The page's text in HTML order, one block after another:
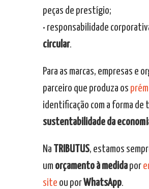
peças de prestígio;
• responsabilidade
circular.
Para as marcas, empresas e
parceiro que produza os
identificação com a forma de
sustentabilidade da
Na TRIBUTUS, estamos
um orçamento à medidapor
site ou porWhatsApp.